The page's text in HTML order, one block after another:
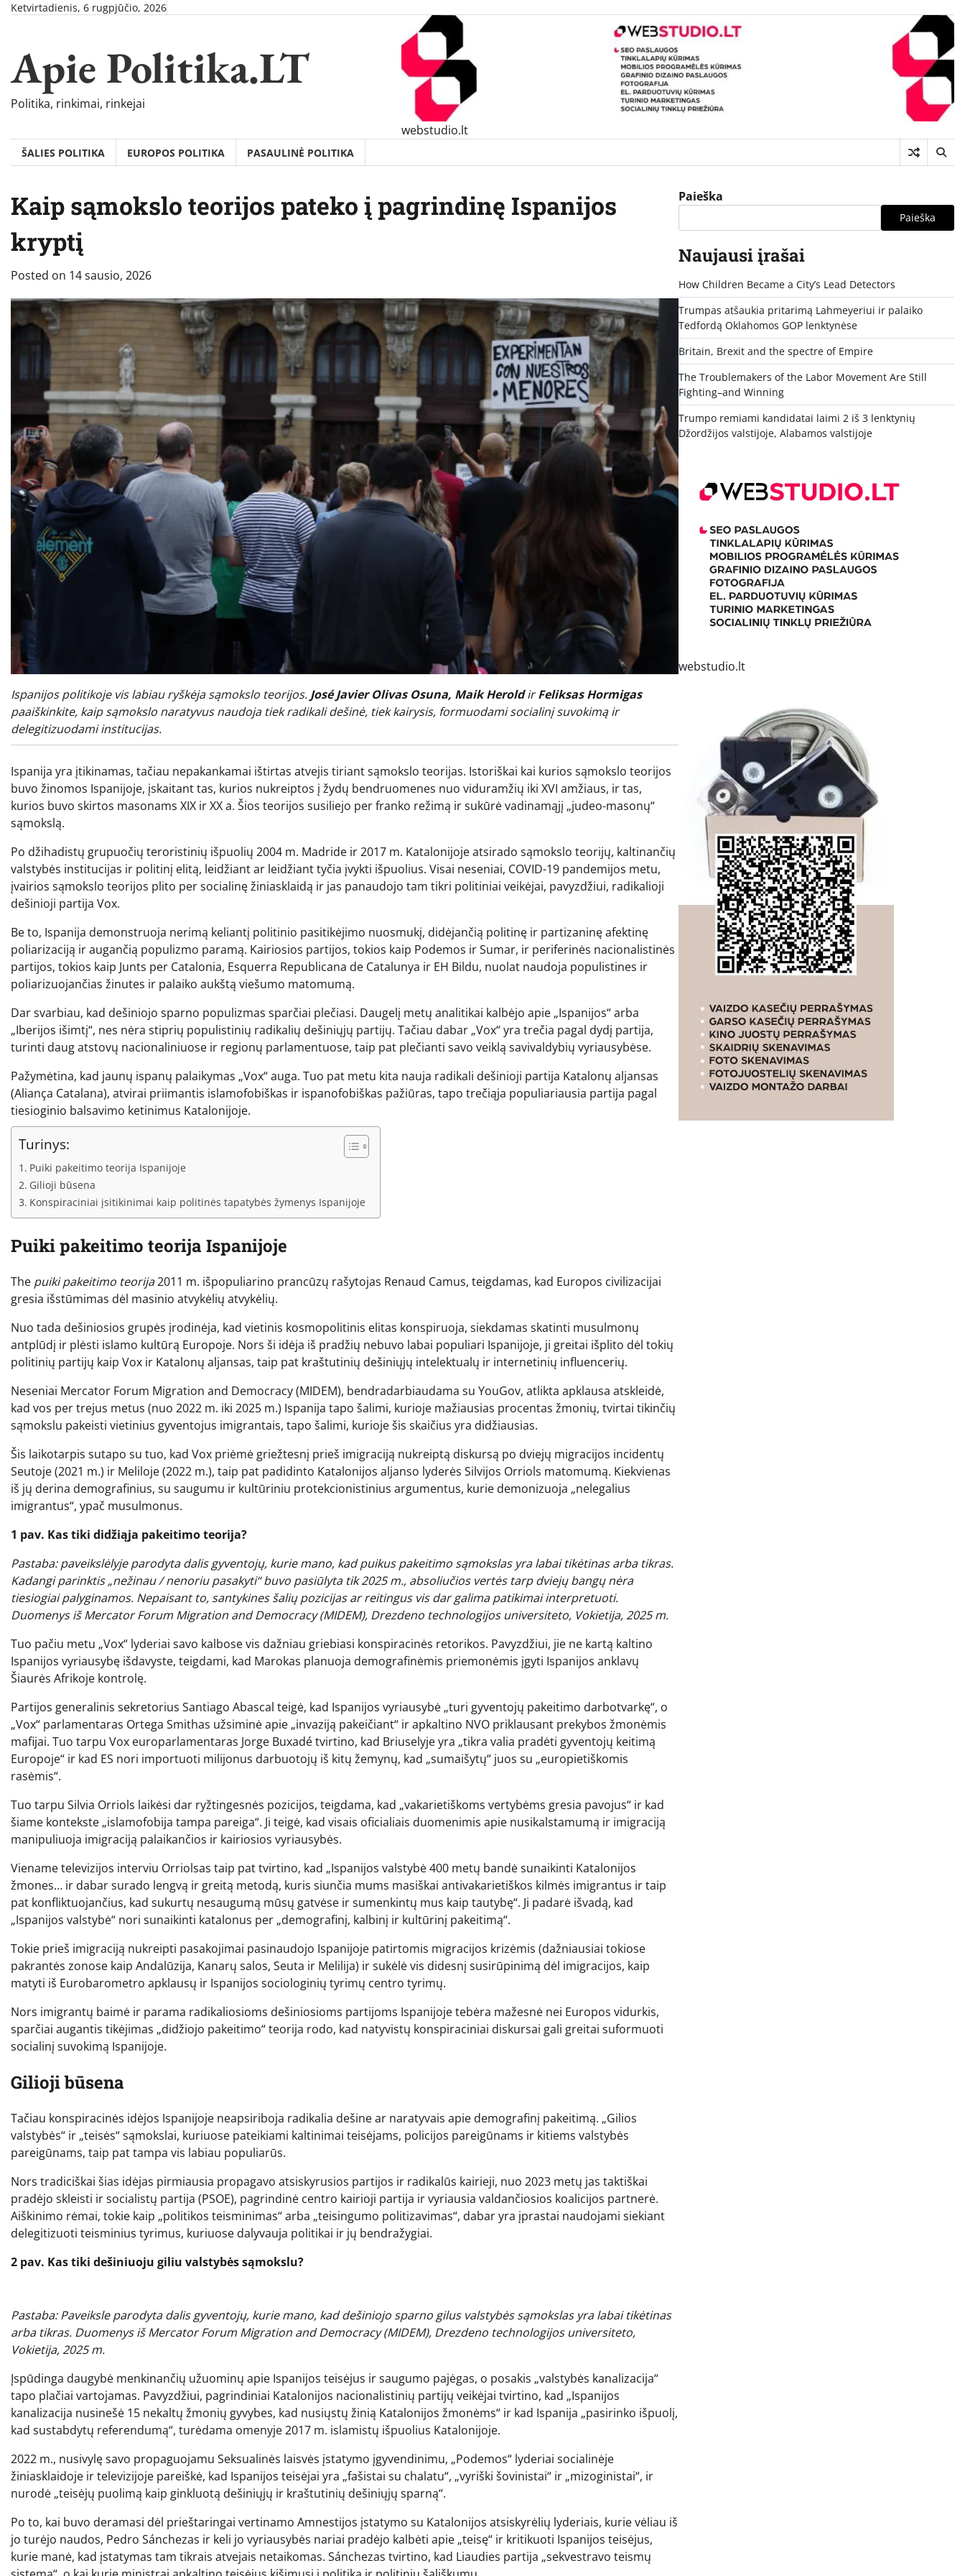
SkipKetvirtadienis, 6 rugpjūčio, 2026
Apie Politika.LT
Politika, rinkimai, rinkejai
webstudio.lt
ŠALIES POLITIKA EUROPOS POLITIKA PASAULINĖ POLITIKA
Kaip sąmokslo teorijos pateko į pagrindinę Ispanijos
kryptį
Posted on 14 sausio, 2026
Ispanijos politikoje vis labiau ryškėja sąmokslo teorijos. José Javier Olivas Osuna, Maik HeroldirFeliksas Hormigas
paaiškinkite, kaip sąmokslo naratyvus naudoja tiek radikali dešinė, tiek kairysis, formuodami socialinį suvokimą ir
delegitizuodami institucijas.
Ispanija yra įtikinamas, tačiau nepakankamai ištirtas atvejis tiriant sąmokslo teorijas. Istoriškai kai kurios sąmokslo teorijos
buvo žinomos Ispanijoje, įskaitant tas, kurios nukreiptos į žydų bendruomenes nuo viduramžių iki XVI amžiaus, ir tas,
kurios buvo skirtos masonams XIX ir XX a. Šios teorijos susiliejo per franko režimą ir sukūrė vadinamąjį „judeo-masonų“
sąmokslą.
Po džihadistų grupuočių teroristinių išpuolių 2004 m. Madride ir 2017 m. Katalonijoje atsirado sąmokslo teorijų, kaltinančių
valstybės institucijas ir politinį elitą, leidžiant ar leidžiant tyčia įvykti išpuolius. Visai neseniai, COVID-19 pandemijos metu,
įvairios sąmokslo teorijos plito per socialinę žiniasklaidą ir jas panaudojo tam tikri politiniai veikėjai, pavyzdžiui, radikalioji
dešinioji partija Vox.
Be to, Ispanija demonstruoja nerimą keliantį politinio pasitikėjimo nuosmukį, didėjančią politinę ir partizaninę afektinę
poliarizaciją ir augančią populizmo paramą. Kairiosios partijos, tokios kaip Podemos ir Sumar, ir periferinės nacionalistinės
partijos, tokios kaip Junts per Catalonia, Esquerra Republicana de Catalunya ir EH Bildu, nuolat naudoja populistines ir
poliarizuojančias žinutes ir palaiko aukštą viešumo matomumą.
Dar svarbiau, kad dešiniojo sparno populizmas sparčiai plečiasi. Daugelį metų analitikai kalbėjo apie „Ispanijos“ arba
„Iberijos išimtį“, nes nėra stiprių populistinių radikalių dešiniųjų partijų. Tačiau dabar „Vox“ yra trečia pagal dydį partija,
turinti daug atstovų nacionaliniuose ir regionų parlamentuose, taip pat plečianti savo veiklą savivaldybių vyriausybėse.
Pažymėtina, kad jaunų ispanų palaikymas „Vox“ auga. Tuo pat metu kita nauja radikali dešinioji partija Katalonų aljansas
(Aliança Catalana), atvirai priimantis islamofobiškas ir ispanofobiškas pažiūras, tapo trečiąja populiariausia partija pagal
tiesioginio balsavimo ketinimus Katalonijoje.
Turinys:
Puiki pakeitimo teorija Ispanijoje
Gilioji būsena
Konspiraciniai įsitikinimai kaip politinės tapatybės žymenys Ispanijoje
Puiki pakeitimo teorija Ispanijoje
The puiki pakeitimo teorija2011 m. išpopuliarino prancūzų rašytojas Renaud Camus, teigdamas, kad Europos civilizacijai
gresia išstūmimas dėl masinio atvykėlių atvykėlių.
Nuo tada dešiniosios grupės įrodinėja, kad vietinis kosmopolitinis elitas konspiruoja, siekdamas skatinti musulmonų
antplūdį ir plėsti islamo kultūrą Europoje. Nors ši idėja iš pradžių nebuvo labai populiari Ispanijoje, ji greitai išplito dėl tokių
politinių partijų kaip Vox ir Katalonų aljansas, taip pat kraštutinių dešiniųjų intelektualų ir internetinių influencerių.
Neseniai Mercator Forum Migration and Democracy (MIDEM), bendradarbiaudama su YouGov, atlikta apklausa atskleidė,
kad vos per trejus metus (nuo 2022 m. iki 2025 m.) Ispanija tapo šalimi, kurioje mažiausias procentas žmonių, tvirtai tikinčių
sąmokslu pakeisti vietinius gyventojus imigrantais, tapo šalimi, kurioje šis skaičius yra didžiausias.
Šis laikotarpis sutapo su tuo, kad Vox priėmė griežtesnį prieš imigraciją nukreiptą diskursą po dviejų migracijos incidentų
Seutoje (2021 m.) ir Meliloje (2022 m.), taip pat padidinto Katalonijos aljanso lyderės Silvijos Orriols matomumą. Kiekvienas
iš jų derina demografinius, su saugumu ir kultūriniu protekcionistinius argumentus, kurie demonizuoja „nelegalius
imigrantus“, ypač musulmonus.
1 pav. Kas tiki didžiąja pakeitimo teorija?
Pastaba: paveikslėlyje parodyta dalis gyventojų, kurie mano, kad puikus pakeitimo sąmokslas yra labai tikėtinas arba tikras.
Kadangi parinktis „nežinau / nenoriu pasakyti“ buvo pasiūlyta tik 2025 m., absoliučios vertės tarp dviejų bangų nėra
tiesiogiai palyginamos. Nepaisant to, santykines šalių pozicijas ar reitingus vis dar galima patikimai interpretuoti.
Duomenys iš Mercator Forum Migration and Democracy (MIDEM), Drezdeno technologijos universiteto, Vokietija, 2025 m.
Tuo pačiu metu „Vox“ lyderiai savo kalbose vis dažniau griebiasi konspiracinės retorikos. Pavyzdžiui, jie ne kartą kaltino
Ispanijos vyriausybę išdavyste, teigdami, kad Marokas planuoja demografinėmis priemonėmis įgyti Ispanijos anklavų
Šiaurės Afrikoje kontrolę.
Partijos generalinis sekretorius Santiago Abascal teigė, kad Ispanijos vyriausybė „turi gyventojų pakeitimo darbotvarkę“, o
„Vox“ parlamentaras Ortega Smithas užsiminė apie „invaziją pakeičiant“ ir apkaltino NVO priklausant prekybos žmonėmis
mafijai. Tuo tarpu Vox europarlamentaras Jorge Buxadé tvirtino, kad Briuselyje yra „tikra valia pradėti gyventojų keitimą
Europoje“ ir kad ES nori importuoti milijonus darbuotojų iš kitų žemynų, kad „sumaišytų“ juos su „europietiškomis
rasėmis“.
Tuo tarpu Silvia Orriols laikėsi dar ryžtingesnės pozicijos, teigdama, kad „vakarietiškoms vertybėms gresia pavojus“ ir kad
šiame kontekste „islamofobija tampa pareiga“. Ji teigė, kad visais oficialiais duomenimis apie nusikalstamumą ir imigraciją
manipuliuoja imigraciją palaikančios ir kairiosios vyriausybės.
Viename televizijos interviu Orriolsas taip pat tvirtino, kad „Ispanijos valstybė 400 metų bandė sunaikinti Katalonijos
žmones… ir dabar surado lengvą ir greitą metodą, kuris siunčia mums masiškai antivakarietiškos kilmės imigrantus ir taip
pat konfliktuojančius, kad sukurtų nesaugumą mūsų gatvėse ir sumenkintų mus kaip tautybę“. Ji padarė išvadą, kad
„Ispanijos valstybė“ nori sunaikinti katalonus per „demografinį, kalbinį ir kultūrinį pakeitimą“.
Tokie prieš imigraciją nukreipti pasakojimai pasinaudojo Ispanijoje patirtomis migracijos krizėmis (dažniausiai tokiose
pakrantės zonose kaip Andalūzija, Kanarų salos, Seuta ir Melilija) ir sukėlė vis didesnį susirūpinimą dėl imigracijos, kaip
matyti iš Eurobarometro apklausų ir Ispanijos sociologinių tyrimų centro tyrimų.
Nors imigrantų baimė ir parama radikaliosioms dešiniosioms partijoms Ispanijoje tebėra mažesnė nei Europos vidurkis,
sparčiai augantis tikėjimas „didžiojo pakeitimo“ teorija rodo, kad natyvistų konspiraciniai diskursai gali greitai suformuoti
socialinį suvokimą Ispanijoje.
Gilioji būsena
Tačiau konspiracinės idėjos Ispanijoje neapsiriboja radikalia dešine ar naratyvais apie demografinį pakeitimą. „Gilios
valstybės“ ir „teisės“ sąmokslai, kuriuose pateikiami kaltinimai teisėjams, policijos pareigūnams ir kitiems valstybės
pareigūnams, taip pat tampa vis labiau populiarūs.
Nors tradiciškai šias idėjas pirmiausia propagavo atsiskyrusios partijos ir radikalūs kairieji, nuo 2023 metų jas taktiškai
pradėjo skleisti ir socialistų partija (PSOE), pagrindinė centro kairioji partija ir vyriausia valdančiosios koalicijos partnerė.
Aiškinimo rėmai, tokie kaip „politikos teisminimas“ arba „teisingumo politizavimas“, dabar yra įprastai naudojami siekiant
delegitizuoti teisminius tyrimus, kuriuose dalyvauja politikai ir jų bendražygiai.
2 pav. Kas tiki dešiniuoju giliu valstybės sąmokslu?
Pastaba: Paveiksle parodyta dalis gyventojų, kurie mano, kad dešiniojo sparno gilus valstybės sąmokslas yra labai tikėtinas
arba tikras. Duomenys iš Mercator Forum Migration and Democracy (MIDEM), Drezdeno technologijos universiteto,
Vokietija, 2025 m.
Įspūdinga daugybė menkinančių užuominų apie Ispanijos teisėjus ir saugumo pajėgas, o posakis „valstybės kanalizacija“
tapo plačiai vartojamas. Pavyzdžiui, pagrindiniai Katalonijos nacionalistinių partijų veikėjai tvirtino, kad „Ispanijos
kanalizacija nusinešė 15 nekaltų žmonių gyvybes, kad nusiųstų žinią Katalonijos žmonėms“ ir kad Ispanija „pasirinko išpuolį,
kad sustabdytų referendumą“, turėdama omenyje 2017 m. islamistų išpuolius Katalonijoje.
2022 m., nusivylę savo propaguojamu Seksualinės laisvės įstatymo įgyvendinimu, „Podemos“ lyderiai socialinėje
žiniasklaidoje ir televizijoje pareiškė, kad Ispanijos teisėjai yra „fašistai su chalatu“, „vyriški šovinistai“ ir „mizoginistai“, ir
nurodė „teisėjų puolimą kaip ginkluotą dešiniųjų ir kraštutinių dešiniųjų sparną“.
Po to, kai buvo deramasi dėl prieštaringai vertinamo Amnestijos įstatymo su Katalonijos atsiskyrėlių lyderiais, kurie vėliau iš
jo turėjo naudos, Pedro Sánchezas ir keli jo vyriausybės nariai pradėjo kalbėti apie „teisę“ ir kritikuoti Ispanijos teisėjus,
kurie manė, kad įstatymas tam tikrais atvejais netaikomas. Sánchezas tvirtino, kad Liaudies partija „sekvestravo teismų
Paieška
Paieška
Naujausi įrašai
How Children Became a City’s Lead Detectors
Trumpas atšaukia pritarimą Lahmeyeriui ir palaiko
Tedfordą Oklahomos GOP lenktynėse
Britain, Brexit and the spectre of Empire
The Troublemakers of the Labor Movement Are Still
Fighting–and Winning
Trumpo remiami kandidatai laimi 2 iš 3 lenktynių
Džordžijos valstijoje, Alabamos valstijoje
webstudio.lt